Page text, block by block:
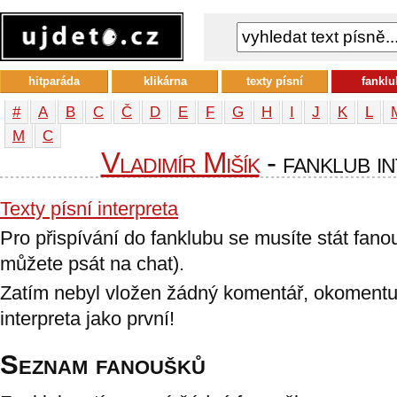
# A B C Č D E F G H I J K L
М
С
Vladimír Mišík- fanklub
Texty písní interpreta
Pro přispívání do fanklubu se musíte stát
můžete psát na chat).
Zatím nebyl vložen žádný komentář,
interpreta jako první!
Seznam fanoušků
hitparáda klikárna texty písní